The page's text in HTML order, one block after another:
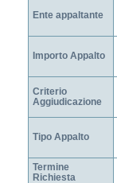
Ente appaltante
Importo Appalto
Criterio
Aggiudicazione
Tipo Appalto
Termine
Richiesta